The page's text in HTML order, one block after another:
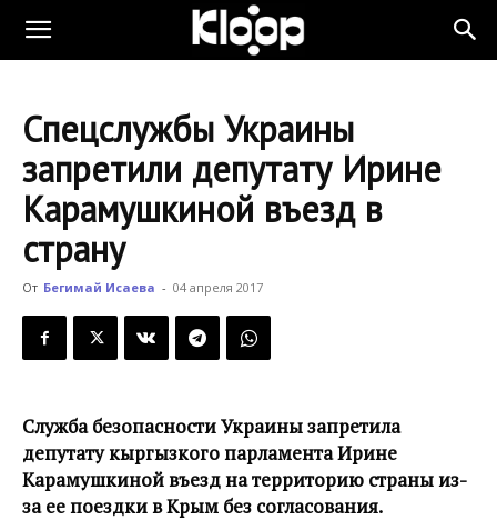
KLOOP.KG
Новости
Кыргызстана
Спецслужбы Украины
запретили депутату Ирине
Карамушкиной въезд в
страну
От Бегимай Исаева - 04 апреля 2017
Служба безопасности Украины запретила
депутату кыргызкого парламента Ирине
Карамушкиной въезд на территорию страны из-
за ее поездки в Крым без согласования.